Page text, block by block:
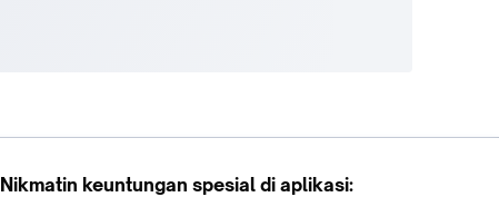
Nikmatin keuntungan spesial di aplikasi: